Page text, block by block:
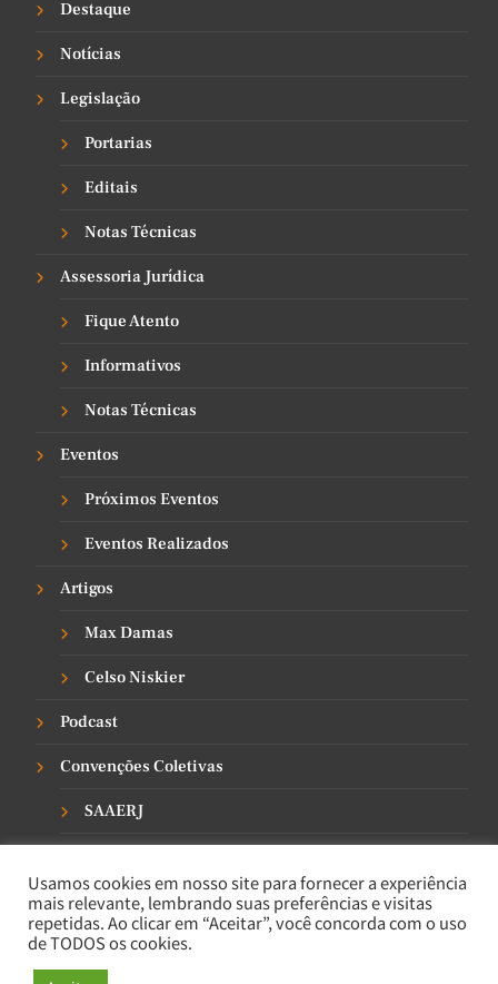
Destaque
Notícias
Legislação
Portarias
Editais
Notas Técnicas
Assessoria Jurídica
Fique Atento
Informativos
Notas Técnicas
Eventos
Próximos Eventos
Eventos Realizados
Artigos
Max Damas
⁠Celso Niskier
Podcast
Convenções Coletivas
SAAERJ
SINPRO-RIO
Contato
Usamos cookies em nosso site para fornecer a experiência
mais relevante, lembrando suas preferências e visitas
repetidas. Ao clicar em “Aceitar”, você concorda com o uso
de TODOS os cookies.